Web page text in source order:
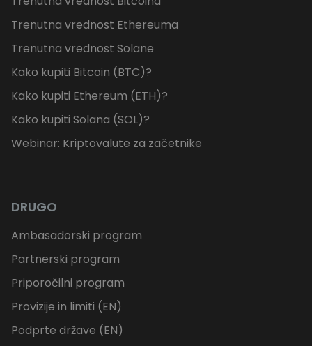
Trenutna vrednost Ethereuma
Trenutna vrednost Solane
Kako kupiti Bitcoin (BTC)?
Kako kupiti Ethereum (ETH)?
Kako kupiti Solana (SOL)?
Webinar: Kriptovalute za začetnike
DRUGO
Ambasadorski program
Partnerski program
Priporočilni program
Provizije in limiti (EN)
Podprte države (EN)